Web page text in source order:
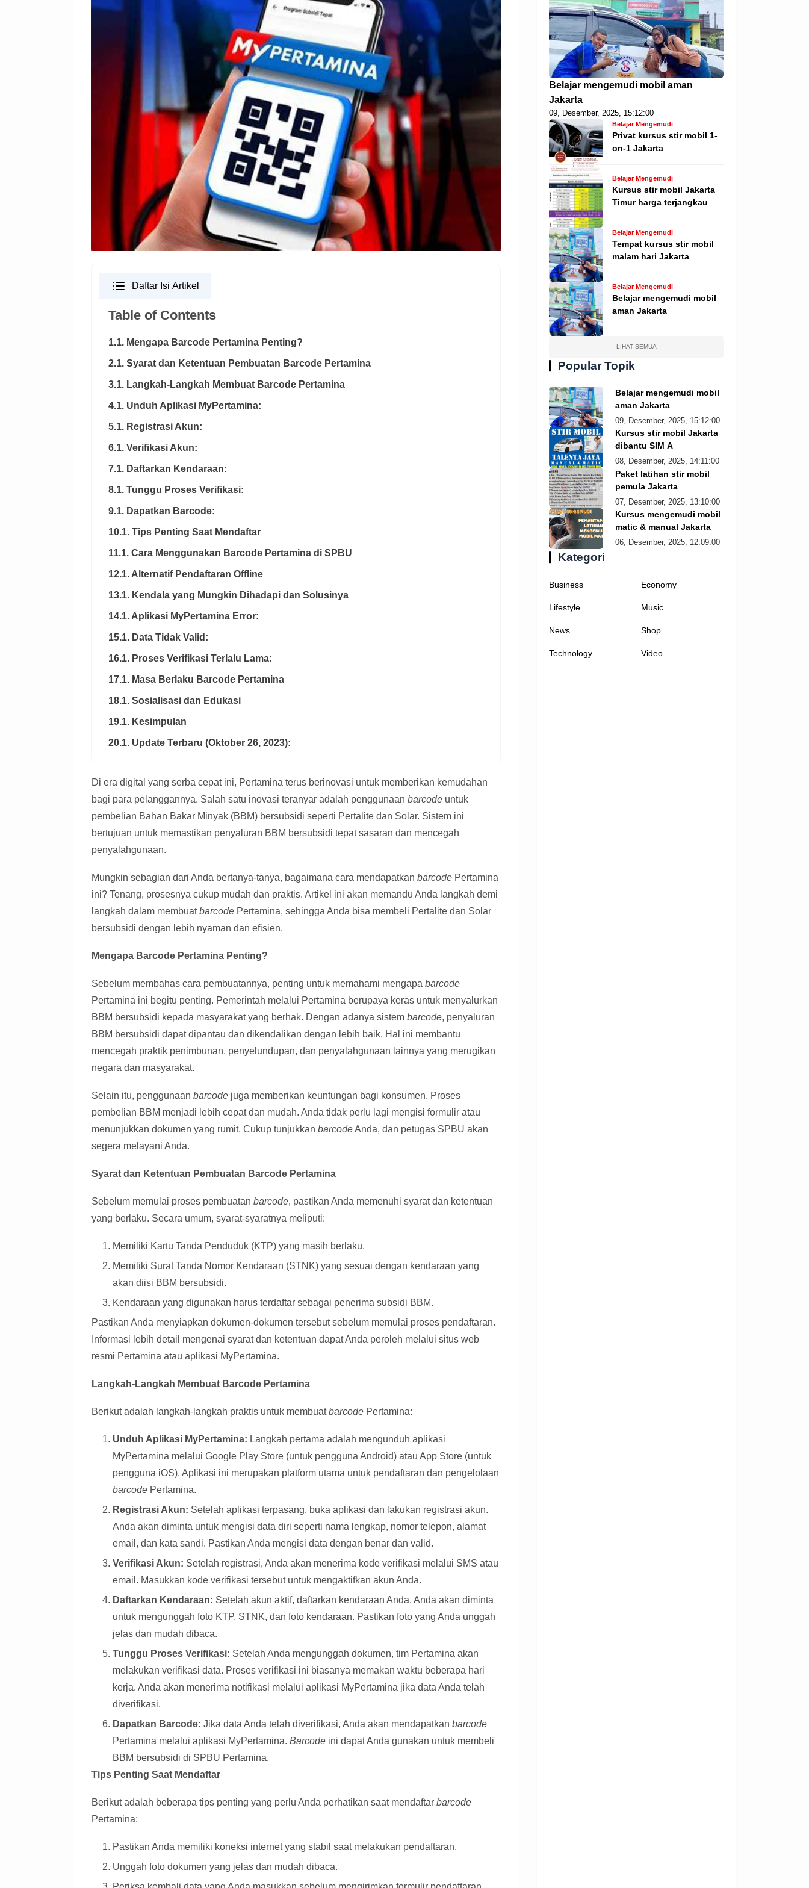
Daftar Isi Artikel
Table of Contents
1.1. Mengapa Barcode Pertamina Penting?
2.1. Syarat dan Ketentuan Pembuatan Barcode Pertamina
3.1. Langkah-Langkah Membuat Barcode Pertamina
4.1. Unduh Aplikasi MyPertamina:
5.1. Registrasi Akun:
6.1. Verifikasi Akun:
7.1. Daftarkan Kendaraan:
8.1. Tunggu Proses Verifikasi:
9.1. Dapatkan Barcode:
10.1. Tips Penting Saat Mendaftar
11.1. Cara Menggunakan Barcode Pertamina di SPBU
12.1. Alternatif Pendaftaran Offline
13.1. Kendala yang Mungkin Dihadapi dan Solusinya
14.1. Aplikasi MyPertamina Error:
15.1. Data Tidak Valid:
16.1. Proses Verifikasi Terlalu Lama:
17.1. Masa Berlaku Barcode Pertamina
18.1. Sosialisasi dan Edukasi
19.1. Kesimpulan
20.1. Update Terbaru (Oktober 26, 2023):
Di era digital yang serba cepat ini, Pertamina terus berinovasi untuk memberikan kemudahan
bagi para pelanggannya. Salah satu inovasi teranyar adalah penggunaan barcode untuk
pembelian Bahan Bakar Minyak (BBM) bersubsidi seperti Pertalite dan Solar. Sistem ini
bertujuan untuk memastikan penyaluran BBM bersubsidi tepat sasaran dan mencegah
penyalahgunaan.
Mungkin sebagian dari Anda bertanya-tanya, bagaimana cara mendapatkan barcode Pertamina
ini? Tenang, prosesnya cukup mudah dan praktis. Artikel ini akan memandu Anda langkah demi
langkah dalam membuatbarcode Pertamina, sehingga Anda bisa membeli Pertalite dan Solar
bersubsidi dengan lebih nyaman dan efisien.
Mengapa Barcode Pertamina Penting?
Sebelum membahas cara pembuatannya, penting untuk memahami mengapa barcode
Pertamina ini begitu penting. Pemerintah melalui Pertamina berupaya keras untuk menyalurkan
BBM bersubsidi kepada masyarakat yang berhak. Dengan adanya sistem barcode, penyaluran
BBM bersubsidi dapat dipantau dan dikendalikan dengan lebih baik. Hal ini membantu
mencegah praktik penimbunan, penyelundupan, dan penyalahgunaan lainnya yang merugikan
negara dan masyarakat.
Selain itu, penggunaan barcode juga memberikan keuntungan bagi konsumen. Proses
pembelian BBM menjadi lebih cepat dan mudah. Anda tidak perlu lagi mengisi formulir atau
menunjukkan dokumen yang rumit. Cukup tunjukkan barcodeAnda, dan petugas SPBU akan
segera melayani Anda.
Syarat dan Ketentuan Pembuatan Barcode Pertamina
Sebelum memulai proses pembuatan barcode, pastikan Anda memenuhi syarat dan ketentuan
yang berlaku. Secara umum, syarat-syaratnya meliputi:
Memiliki Kartu Tanda Penduduk (KTP) yang masih berlaku.
Memiliki Surat Tanda Nomor Kendaraan (STNK) yang sesuai dengan kendaraan yang
akan diisi BBM bersubsidi.
Kendaraan yang digunakan harus terdaftar sebagai penerima subsidi BBM.
Pastikan Anda menyiapkan dokumen-dokumen tersebut sebelum memulai proses pendaftaran.
Informasi lebih detail mengenai syarat dan ketentuan dapat Anda peroleh melalui situs web
resmi Pertamina atau aplikasi MyPertamina.
Langkah-Langkah Membuat Barcode Pertamina
Berikut adalah langkah-langkah praktis untuk membuatbarcode Pertamina:
Unduh Aplikasi MyPertamina: Langkah pertama adalah mengunduh aplikasi
MyPertamina melalui Google Play Store (untuk pengguna Android) atau App Store (untuk
pengguna iOS). Aplikasi ini merupakan platform utama untuk pendaftaran dan pengelolaan
barcode Pertamina.
Registrasi Akun: Setelah aplikasi terpasang, buka aplikasi dan lakukan registrasi akun.
Anda akan diminta untuk mengisi data diri seperti nama lengkap, nomor telepon, alamat
email, dan kata sandi. Pastikan Anda mengisi data dengan benar dan valid.
Verifikasi Akun: Setelah registrasi, Anda akan menerima kode verifikasi melalui SMS atau
email. Masukkan kode verifikasi tersebut untuk mengaktifkan akun Anda.
Daftarkan Kendaraan: Setelah akun aktif, daftarkan kendaraan Anda. Anda akan diminta
untuk mengunggah foto KTP, STNK, dan foto kendaraan. Pastikan foto yang Anda unggah
jelas dan mudah dibaca.
Tunggu Proses Verifikasi: Setelah Anda mengunggah dokumen, tim Pertamina akan
melakukan verifikasi data. Proses verifikasi ini biasanya memakan waktu beberapa hari
kerja. Anda akan menerima notifikasi melalui aplikasi MyPertamina jika data Anda telah
diverifikasi.
Dapatkan Barcode: Jika data Anda telah diverifikasi, Anda akan mendapatkan barcode
Pertamina melalui aplikasi MyPertamina. Barcode ini dapat Anda gunakan untuk membeli
BBM bersubsidi di SPBU Pertamina.
Tips Penting Saat Mendaftar
Berikut adalah beberapa tips penting yang perlu Anda perhatikan saat mendaftar barcode
Pertamina:
Pastikan Anda memiliki koneksi internet yang stabil saat melakukan pendaftaran.
Unggah foto dokumen yang jelas dan mudah dibaca.
Belajar mengemudi mobil aman
Jakarta
09, Desember, 2025, 15:12:00
Belajar Mengemudi
Privat kursus stir mobil 1-
on-1 Jakarta
Belajar Mengemudi
Kursus stir mobil Jakarta
Timur harga terjangkau
Belajar Mengemudi
Tempat kursus stir mobil
malam hari Jakarta
Belajar Mengemudi
Belajar mengemudi mobil
aman Jakarta
LIHAT SEMUA
Popular Topik
Belajar mengemudi mobil
aman Jakarta
09, Desember, 2025, 15:12:00
Kursus stir mobil Jakarta
dibantu SIM A
08, Desember, 2025, 14:11:00
Paket latihan stir mobil
pemula Jakarta
07, Desember, 2025, 13:10:00
Kursus mengemudi mobil
matic & manual Jakarta
06, Desember, 2025, 12:09:00
Kategori
Business Economy
Lifestyle Music
News Shop
Technology Video